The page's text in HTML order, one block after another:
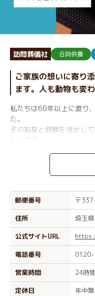
訪問葬儀社 合同供養
ご家族の想いに寄り
ます。人も動物も変
私たちは60年以上に渡り
た。
その知見と経験を活かし
ットちゃんと一緒にいら
ご自宅でゆっくりとお別
ならではの魅力です。
立会い個別火葬プランで
あと、ご自身の手でお骨
ご火葬は小鳥・ハムスタ
能です。
ご相談は24時間365日受
のご葬儀をお考えでした
郵便番号
〒
住所
埼玉
公式サイトURL
電話番号
営業時間
24時間
定休日
年中